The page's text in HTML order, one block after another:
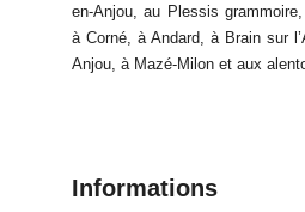
en-Anjou, au Plessis
à Corné, à Andard, à Brain sur
Anjou, à Mazé-Milon et aux
Informations